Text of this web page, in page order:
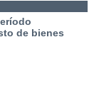
de bienes